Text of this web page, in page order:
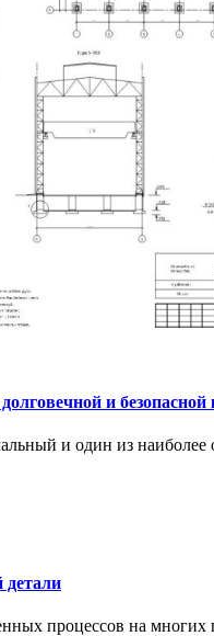
и безопасной
и один из наиболее
детали
процессов на